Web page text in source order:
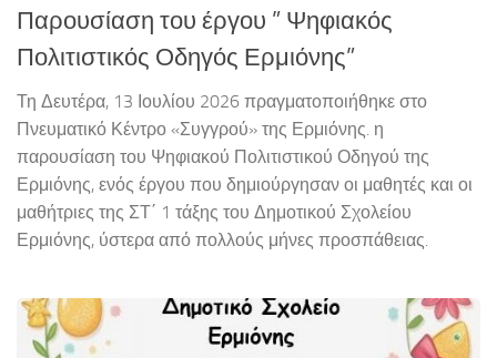
Παρουσίαση του έργου ” Ψηφιακός
Πολιτιστικός Οδηγός Ερμιόνης”
Τη Δευτέρα, 13 Ιουλίου 2026 πραγματοποιήθηκε στο
Πνευματικό Κέντρο «Συγγρού» της Ερμιόνης. η
παρουσίαση του Ψηφιακού Πολιτιστικού Οδηγού της
Ερμιόνης, ενός έργου που δημιούργησαν οι μαθητές και οι
μαθήτριες της ΣΤ΄ 1 τάξης του Δημοτικού Σχολείου
Ερμιόνης, ύστερα από πολλούς μήνες προσπάθειας.